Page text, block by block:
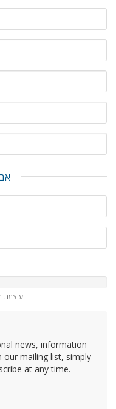
עוצמת
news, information
our mailing list, simply
at any time.